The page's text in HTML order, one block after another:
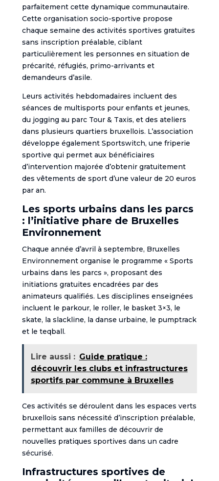
parfaitement cette dynamique communautaire.
Cette organisation socio-sportive propose
chaque semaine des activités sportives gratuites
sans inscription préalable, ciblant
particulièrement les personnes en situation de
précarité, réfugiés, primo-arrivants et
demandeurs d’asile.
Leurs activités hebdomadaires incluent des
séances de multisports pour enfants et jeunes,
du jogging au parc Tour & Taxis, et des ateliers
dans plusieurs quartiers bruxellois. L’association
développe également Sportswitch, une friperie
sportive qui permet aux bénéficiaires
d’intervention majorée d’obtenir gratuitement
des vêtements de sport d’une valeur de 20 euros
par an.
Les sports urbains dans les parcs
: l’initiative phare de Bruxelles
Environnement
Chaque année d’avril à septembre, Bruxelles
Environnement organise le programme « Sports
urbains dans les parcs », proposant des
initiations gratuites encadrées par des
animateurs qualifiés. Les disciplines enseignées
incluent le parkour, le roller, le basket 3×3, le
skate, la slackline, la danse urbaine, le pumptrack
et le teqball.
Lire aussi : Guide pratique :
découvrir les clubs et infrastructures
sportifs par commune à Bruxelles
Ces activités se déroulent dans les espaces verts
bruxellois sans nécessité d’inscription préalable,
permettant aux familles de découvrir de
nouvelles pratiques sportives dans un cadre
sécurisé.
Infrastructures sportives de